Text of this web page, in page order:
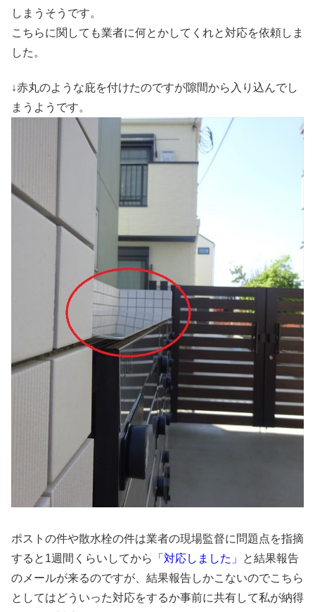
しまうそうです。
こちらに関しても業者に何とかしてくれと対応を依頼しま
した。
↓赤丸のような庇を付けたのですが隙間から入り込んでし
まうようです。
ポストの件や散水栓の件は業者の現場監督に問題点を指摘
すると1週間くらいしてから
「対応しました」
と結果報告
のメールが来るのですが、結果報告しかこないのでこちら
としてはどういった対応をするか事前に共有して私が納得